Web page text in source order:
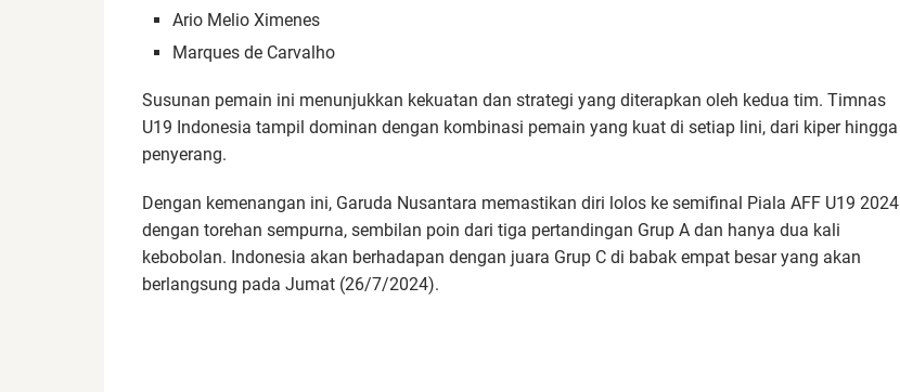
Ario Melio Ximenes
Marques de Carvalho
Susunan pemain ini menunjukkan kekuatan dan strategi yang diterapkan oleh kedua tim. Timnas
U19 Indonesia tampil dominan dengan kombinasi pemain yang kuat di setiap lini, dari kiper hingga
penyerang.
Dengan kemenangan ini, Garuda Nusantara memastikan diri lolos ke semifinal Piala AFF U19 2024
dengan torehan sempurna, sembilan poin dari tiga pertandingan Grup A dan hanya dua kali
kebobolan. Indonesia akan berhadapan dengan juara Grup C di babak empat besar yang akan
berlangsung pada Jumat (26/7/2024).